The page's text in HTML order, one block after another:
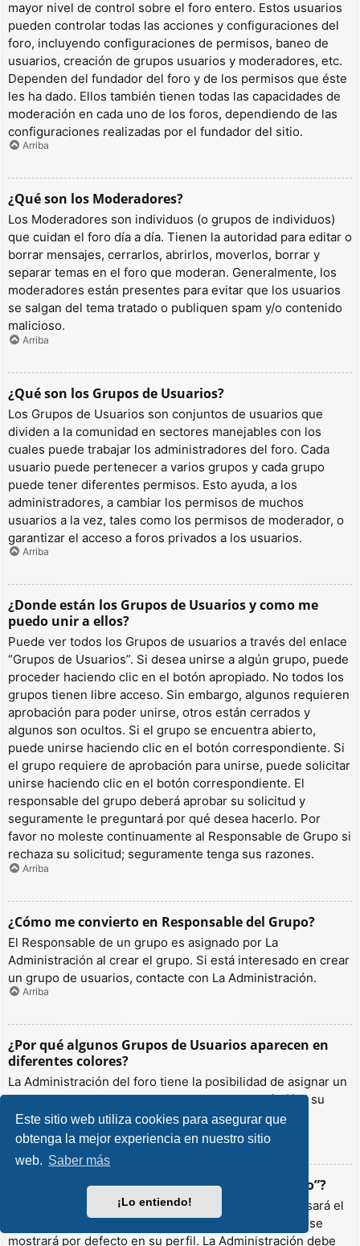
Este sitio web utiliza cookies para asegurar que
obtenga la mejor experiencia en nuestro sitio
web. Saber más
¡Lo entiendo!
mayor nivel de control sobre el foro entero. Estos usuarios
pueden controlar todas las acciones y configuraciones del
foro, incluyendo configuraciones de permisos, baneo de
usuarios, creación de grupos usuarios y moderadores, etc.
Dependen del fundador del foro y de los permisos que éste
les ha dado. Ellos también tienen todas las capacidades de
moderación en cada uno de los foros, dependiendo de las
configuraciones realizadas por el fundador del sitio.
Arriba
¿Qué son los Moderadores?
Los Moderadores son individuos (o grupos de individuos)
que cuidan el foro día a día. Tienen la autoridad para editar o
borrar mensajes, cerrarlos, abrirlos, moverlos, borrar y
separar temas en el foro que moderan. Generalmente, los
moderadores están presentes para evitar que los usuarios
se salgan del tema tratado o publiquen spam y/o contenido
malicioso.
Arriba
¿Qué son los Grupos de Usuarios?
Los Grupos de Usuarios son conjuntos de usuarios que
dividen a la comunidad en sectores manejables con los
cuales puede trabajar los administradores del foro. Cada
usuario puede pertenecer a varios grupos y cada grupo
puede tener diferentes permisos. Esto ayuda, a los
administradores, a cambiar los permisos de muchos
usuarios a la vez, tales como los permisos de moderador, o
garantizar el acceso a foros privados a los usuarios.
Arriba
¿Donde están los Grupos de Usuarios y como me
puedo unir a ellos?
Puede ver todos los Grupos de usuarios a través del enlace
“Grupos de Usuarios”. Si desea unirse a algún grupo, puede
proceder haciendo clic en el botón apropiado. No todos los
grupos tienen libre acceso. Sin embargo, algunos requieren
aprobación para poder unirse, otros están cerrados y
algunos son ocultos. Si el grupo se encuentra abierto,
puede unirse haciendo clic en el botón correspondiente. Si
el grupo requiere de aprobación para unirse, puede solicitar
unirse haciendo clic en el botón correspondiente. El
responsable del grupo deberá aprobar su solicitud y
seguramente le preguntará por qué desea hacerlo. Por
favor no moleste continuamente al Responsable de Grupo si
rechaza su solicitud; seguramente tenga sus razones.
Arriba
¿Cómo me convierto en Responsable del Grupo?
El Responsable de un grupo es asignado por La
Administración al crear el grupo. Si está interesado en crear
un grupo de usuarios, contacte con La Administración.
Arriba
¿Por qué algunos Grupos de Usuarios aparecen en
diferentes colores?
La Administración del foro tiene la posibilidad de asignar un
color a los usuarios de un grupo para hacer más fácil su
identificación.
Arriba
¿Qué es un “Grupo de Usuarios predeterminado”?
Si es miembro de más de un grupo por defecto, se usará el
“predeterminado” para determinar qué color y rango se
mostrará por defecto en su perfil. La Administración debe